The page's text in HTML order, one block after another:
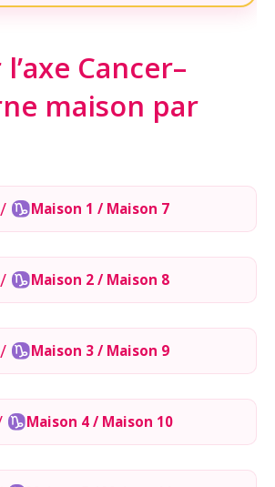
Cancer–
maison par
/ Maison 1 / Maison 7
/ Maison 2 / Maison 8
/ Maison 3 / Maison 9
Maison 4 / Maison 10